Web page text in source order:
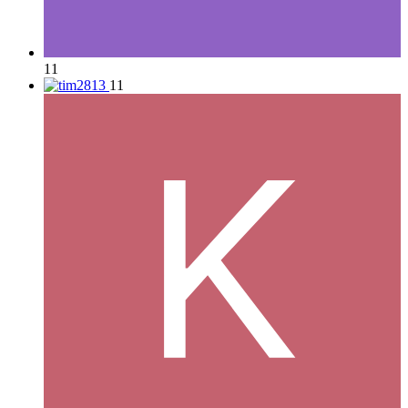
11
11